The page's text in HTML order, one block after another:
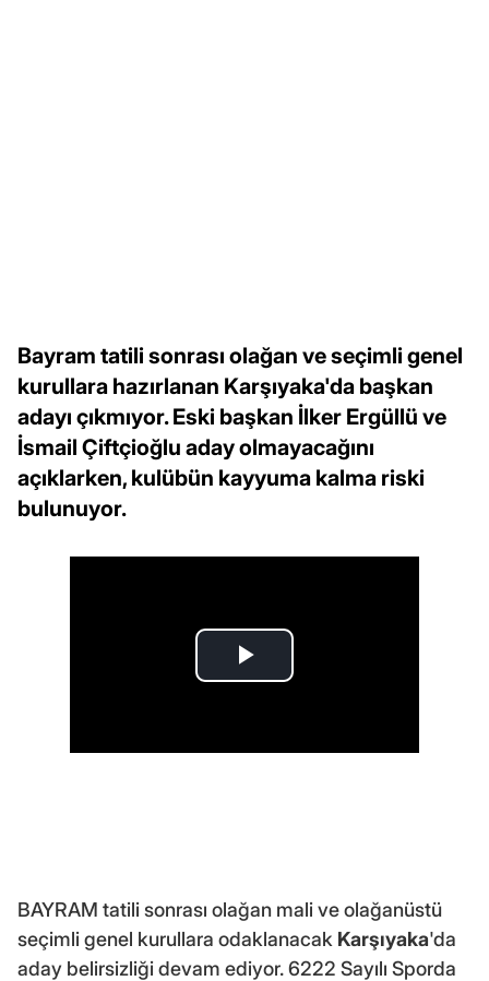
Bayram tatili sonrası olağan ve seçimli genel
kurullara hazırlanan Karşıyaka'da başkan
adayı çıkmıyor. Eski başkan İlker Ergüllü ve
İsmail Çiftçioğlu aday olmayacağını
açıklarken, kulübün kayyuma kalma riski
bulunuyor.
BAYRAM tatili sonrası olağan mali ve olağanüstü
seçimli genel kurullara odaklanacak Karşıyaka'da
aday belirsizliği devam ediyor. 6222 Sayılı Sporda